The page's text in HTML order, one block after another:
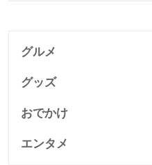
グルメ
グッズ
おでかけ
エンタメ